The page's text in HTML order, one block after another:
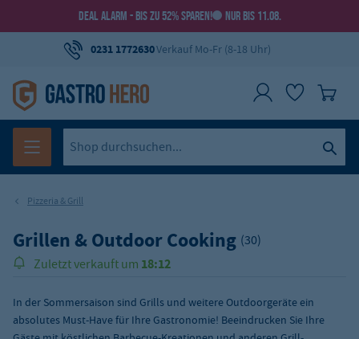
DEAL ALARM - BIS ZU 52% SPAREN! NUR BIS 11.08.
0231 1772630Verkauf Mo-Fr (8-18 Uhr)
Pizzeria & Grill
Grillen & Outdoor Cooking (30)
Über167.000Produkte verkauft!
In der Sommersaison sind Grills und weitere Outdoorgeräte ein
absolutes Must-Have für Ihre Gastronomie! Beeindrucken Sie Ihre